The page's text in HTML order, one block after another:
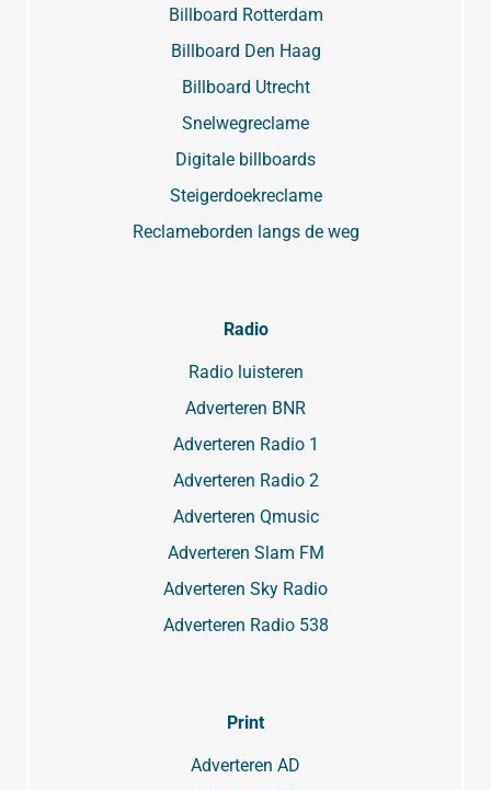
Billboard Rotterdam
Billboard Den Haag
Billboard Utrecht
Snelwegreclame
Digitale billboards
Steigerdoekreclame
Reclameborden langs de weg
Radio
Radio luisteren
Adverteren BNR
Adverteren Radio 1
Adverteren Radio 2
Adverteren Qmusic
Adverteren Slam FM
Adverteren Sky Radio
Adverteren Radio 538
Print
Adverteren AD